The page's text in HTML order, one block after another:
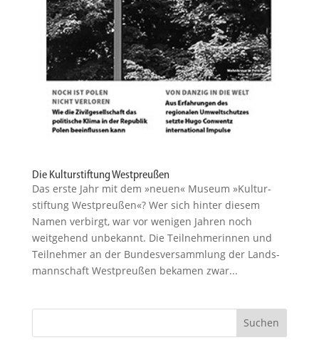
Die Kulturstiftung Westpreußen
Das erste Jahr mit dem »neuen« Museum »Kultur­
stiftung Westpreußen«? Wer sich hinter diesem
Namen verbirgt, war vor wenigen Jahren noch
weitgehend unbekannt. Die Teilneh­me­rinnen und
Teilnehmer an der Bundes­ver­sammlung der Lands­
mann­schaft Westpreußen bekamen zwar...
Suchen